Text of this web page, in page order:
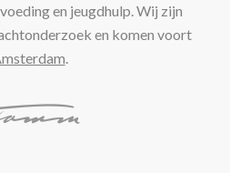
en jeugdhulp. Wij zijn
en komen voort